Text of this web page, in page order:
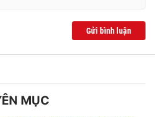
Gửi bình luận
MỤC